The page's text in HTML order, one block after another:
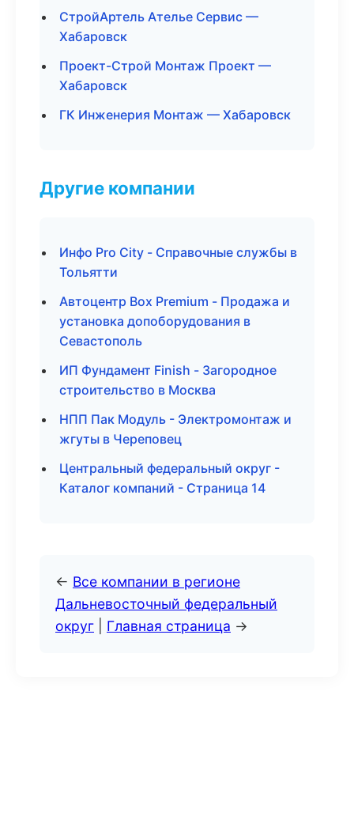
СтройАртель Ателье Сервис —
Хабаровск
Проект-Строй Монтаж Проект —
Хабаровск
ГК Инженерия Монтаж — Хабаровск
Другие компании
Инфо Pro City - Справочные службы в
Тольятти
Автоцентр Box Premium - Продажа и
установка допоборудования в
Севастополь
ИП Фундамент Finish - Загородное
строительство в Москва
НПП Пак Модуль - Электромонтаж и
жгуты в Череповец
Центральный федеральный округ -
Каталог компаний - Страница 14
← Все компании в регионе
Дальневосточный федеральный
округ
Главная страница →